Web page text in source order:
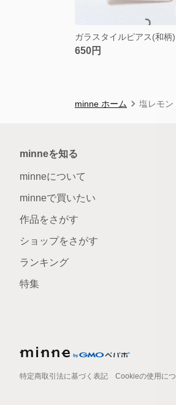
ガラスタイルピアス(和柄)
650円
minne ホーム 塩レモン
minneを知る
minneについて
minneで買いたい
作品をさがす
ショップをさがす
ランキング
特集
特定商取引法に基づく表記 Cookieの使用に